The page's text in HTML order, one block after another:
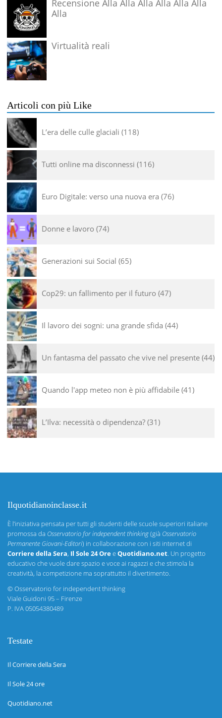
Recensione Alla Alla Alla Alla Alla Alla
Alla
Virtualità reali
Articoli con più Like
L’era delle culle glaciali 118
Tutti online ma disconnessi 116
Euro Digitale: verso una nuova era 76
Donne e lavoro 74
Generazioni sui Social 65
Cop29: un fallimento per il futuro 47
Il lavoro dei sogni: una grande sfida 44
Un fantasma del passato che vive nel presente 44
Quando l'app meteo non è più affidabile 41
L’Ilva: necessità o dipendenza? 31
Ilquotidianoinclasse.it
È l’iniziativa pensata per tutti gli studenti delle scuole superiori italiane
promossa da Osservatorio for independent thinking(già Osservatorio
Permanente Giovani-Editori) in collaborazione con i siti internet di
Corriere della Sera, Il Sole 24 OreeQuotidiano.net. Un progetto
educativo che vuole dare spazio e voce ai ragazzi e che stimola la
creatività, la competizione ma soprattutto il divertimento.
©Osservatorio for independent thinking
Viale Guidoni 95 – Firenze
P. IVA 05054380489
Testate
Il Corriere della Sera
Il Sole 24 ore
Quotidiano.net